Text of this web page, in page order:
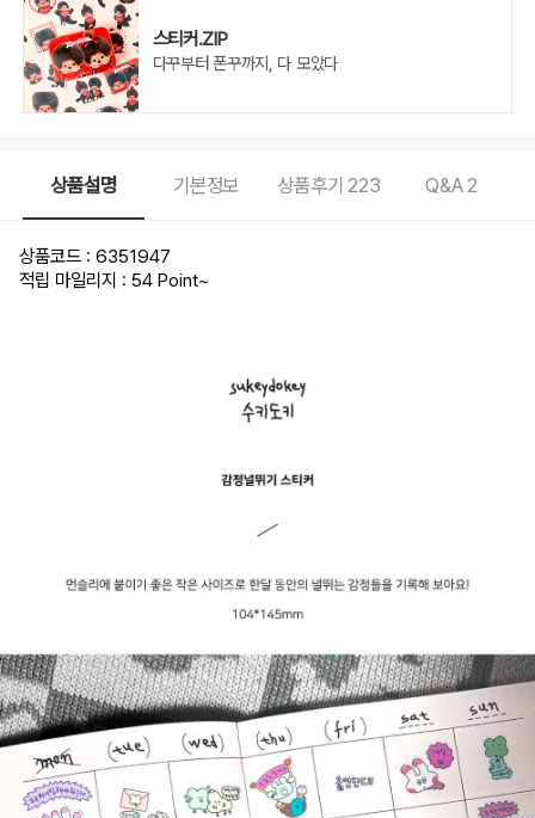
스티커.ZIP
다꾸부터 폰꾸까지, 다 모았다
상품설명 기본정보 상품후기 223 Q&A 2
상품코드 : 6351947
적립 마일리지 : 54 Point~